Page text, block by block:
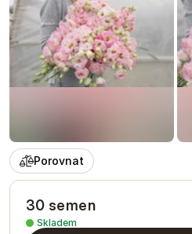
Porovnat
30 semen
Skladem